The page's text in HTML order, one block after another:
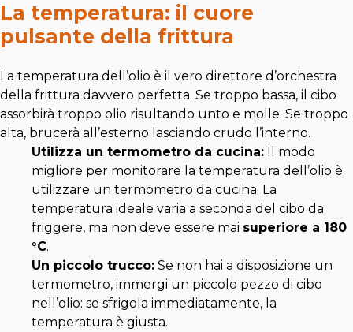
La temperatura: il cuore
pulsante della frittura
La temperatura dell’olio è il vero direttore d’orchestra
della frittura davvero perfetta. Se troppo bassa, il cibo
assorbirà troppo olio risultando unto e molle. Se troppo
alta, brucerà all’esterno lasciando crudo l’interno.
Utilizza un termometro da cucina: Il modo
migliore per monitorare la temperatura dell’olio è
utilizzare un termometro da cucina. La
temperatura ideale varia a seconda del cibo da
friggere, ma non deve essere mai superiore a 180
°C.
Un piccolo trucco: Se non hai a disposizione un
termometro, immergi un piccolo pezzo di cibo
nell’olio: se sfrigola immediatamente, la
temperatura è giusta.